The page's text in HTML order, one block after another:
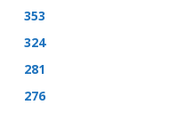
353
324
281
276